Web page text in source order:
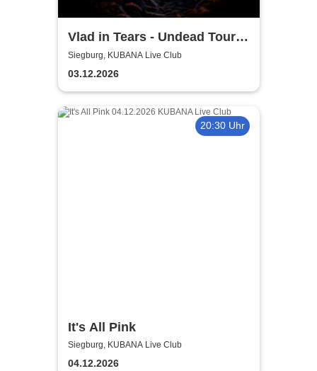
Vlad in Tears - Undead Tour
2026
Siegburg, KUBANA Live Club
03.12.2026
20:30 Uhr
It's All Pink
Siegburg, KUBANA Live Club
04.12.2026